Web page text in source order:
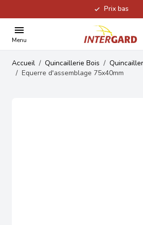
Prix bas
Menu
Accueil / Quincaillerie Bois /
/ Equerre d'assemblage 75x40mm